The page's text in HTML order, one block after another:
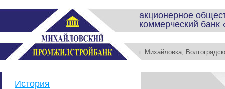
акционерное
коммерческий
г. Михайловка,
История